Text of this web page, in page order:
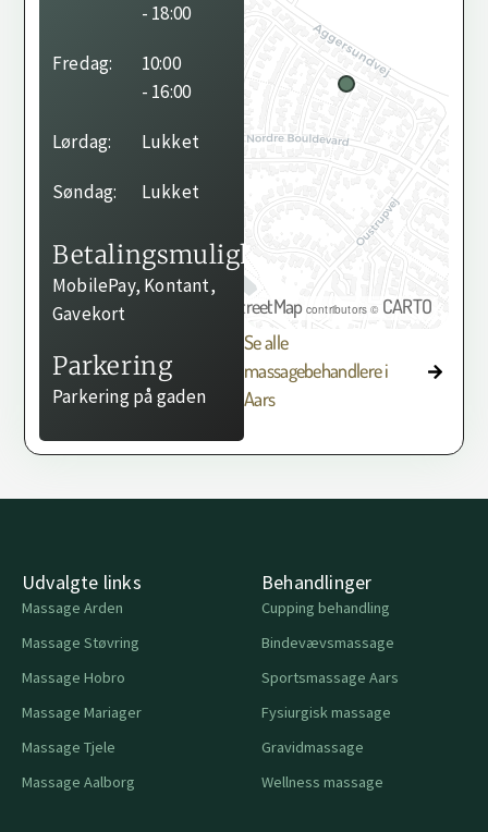
- 18:00
Fredag:
10:00
- 16:00
Lørdag: Lukket
Søndag: Lukket
Betalingsmuligheder
MobilePay, Kontant,
Gavekort
Parkering
Parkering på gaden
OpenStreetMapcontributors © CARTO
Se alle
massagebehandlere i
Aars
Udvalgte links
Massage Arden
Massage Støvring
Massage Hobro
Massage Mariager
Massage Tjele
Massage Aalborg
Behandlinger
Cupping behandling
Bindevævsmassage
Sportsmassage Aars
Fysiurgisk massage
Gravidmassage
Wellness massage